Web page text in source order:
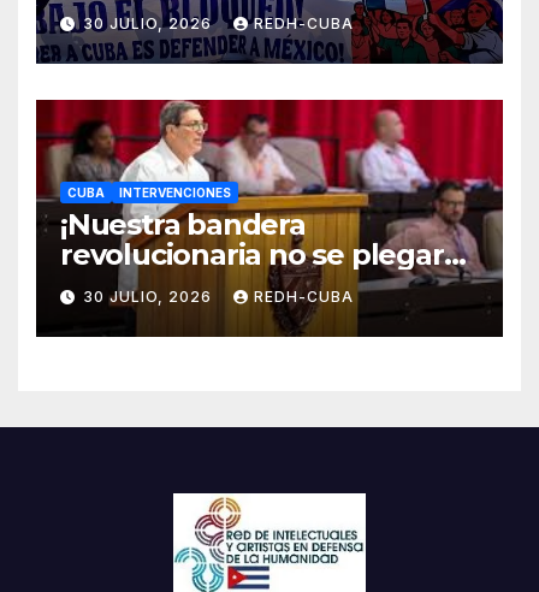
30 JULIO, 2026 REDH-CUBA
CUBA INTERVENCIONES
¡Nuestra bandera
revolucionaria no se plegará
jamás! Por Bruno Rodríguez
Parrilla
30 JULIO, 2026 REDH-CUBA